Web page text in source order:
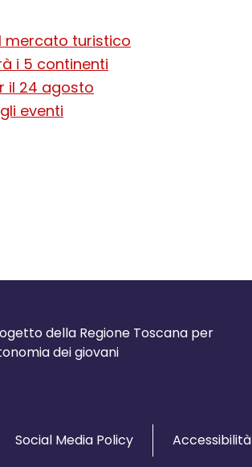
mercato turistico
i 5 continenti
il 24 agosto
eventi
della Regione Toscana per
dei giovani
Social Media Policy Accessibilità